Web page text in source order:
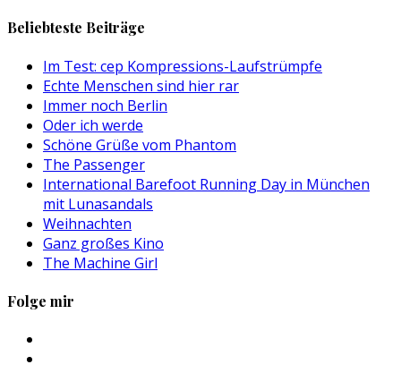
Beliebteste Beiträge
Im Test: cep Kompressions-Laufstrümpfe
Echte Menschen sind hier rar
Immer noch Berlin
Oder ich werde
Schöne Grüße vom Phantom
The Passenger
International Barefoot Running Day in München
mit Lunasandals
Weihnachten
Ganz großes Kino
The Machine Girl
Folge mir